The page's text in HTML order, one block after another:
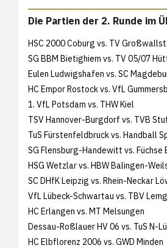
Die Partien der 2. Runde im
HSC 2000 Coburg vs. TV
SG BBM Bietighiem vs. TV 05/07
Eulen Ludwigshafen vs. SC
HC Empor Rostock vs. VfL
1. VfL Potsdam vs. THW Kiel
TSV Hannover-Burgdorf vs. TVB
TuS Fürstenfeldbruck vs. Handball
SG Flensburg-Handewitt vs. Füchse
HSG Wetzlar vs. HBW Balingen-
SC DHfK Leipzig vs. Rhein-Neckar
VfL Lübeck-Schwartau vs. TBV
HC Erlangen vs. MT Melsungen
Dessau-Roßlauer HV 06 vs. TuS N-
HC Elbflorenz 2006 vs. GWD Minden